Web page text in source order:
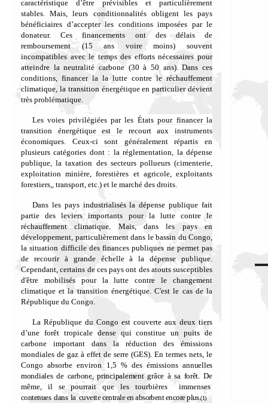
caractéristique d’être prévisibles et particulièrement
stables. Mais, leurs conditionnalités obligent les pays
bénéficiaires d’accepter les conditions imposées par le
donateur. Ces financements ont des délais de
remboursement (15 ans voire moins) souvent
incompatibles avec le temps des efforts nécessaires pour
atteindre la neutralité carbone (30 à 50 ans).Dans ces
conditions, financer la la lutte contre le réchauffement
climatique, la transition énergétique en particulier dévient
très problématique.
Les voies privilégiées par les États pour financer la
transition énergétique est le recourt aux instruments
économiques. Ceux-ci sont généralement répartis en
plusieurs catégories dont : la réglementation, la dépense
publique, la taxation des secteurs pollueurs (cimenterie,
exploitation minière, forestières et agricole, exploitants
forestiers,, transport, etc.) et le marché des droits.
Dans les pays industrialisés la dépense publique fait
partie des leviers importants pour la lutte contre le
réchauffement climatique. Mais, dans les pays en
développement, particulièrement dans le bassin du Congo,
la situation difficile des finances publiques ne permet pas
de recourir à grande échelle à la dépense publique.
Cependant, certains de ces pays ont des atouts susceptibles
d'être mobilisés pour la lutte contre le changement
climatique et la transition énergétique. C'est le cas de la
République du Congo.
La République du Congo est couverte aux deux tiers
d’une forêt tropicale dense qui constitue un puits de
carbone important dans la réduction des émissions
mondiales de gaz à effet de serre (GES). En termes nets, le
Congo absorbe environ 1,5 % des émissionsannuelles
mondiales de carbone, principalement grâce à sa forêt.De
même, il se pourrait que les tourbières immenses
contenues dans la cuvette centrale en absorbent encore plus.(1)